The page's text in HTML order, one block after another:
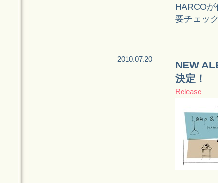
HARCO
要チェッ
2010.07.20
NEW
決定！
Release